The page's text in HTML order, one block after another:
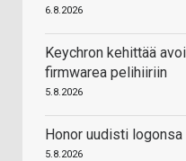
6.8.2026
Keychron kehittää
firmwarea pelihiiriin
5.8.2026
Honor uudisti logonsa
5.8.2026